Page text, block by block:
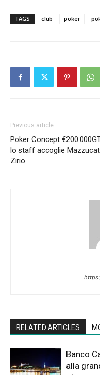
TAGS club poker
Previous article
Poker Concept
lo staff accoglie
Zirio
RELATED ARTICLES
Banco
alla